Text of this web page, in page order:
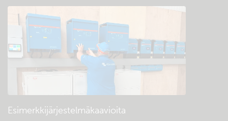
Esimerkkijärjestelmäkaavioita